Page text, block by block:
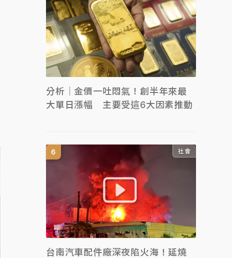
分析｜金價一吐悶氣！創半年來最
大單日漲幅 主要受這6大因素推動
社會
台南汽車配件廠深夜陷火海！延燒